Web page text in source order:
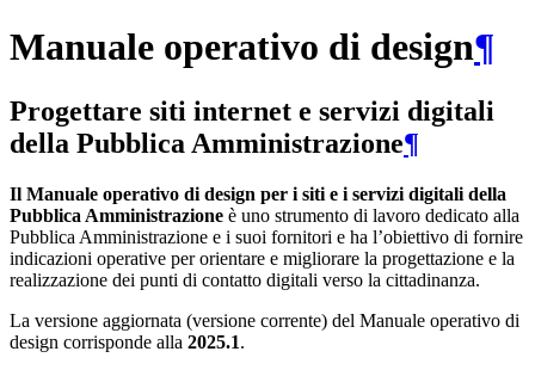
Manuale operativo di design¶
Progettare siti internet e servizi digitali
della Pubblica Amministrazione¶
Il Manuale operativo di design per i siti e i servizi digitali della
Pubblica Amministrazione è uno strumento di lavoro dedicato alla
Pubblica Amministrazione e i suoi fornitori e ha l’obiettivo di fornire
indicazioni operative per orientare e migliorare la progettazione e la
realizzazione dei punti di contatto digitali verso la cittadinanza.
La versione aggiornata (versione corrente) del Manuale operativo di
design corrisponde alla 2025.1.